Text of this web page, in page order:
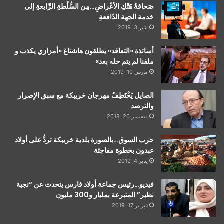
صَحافةُ هَتْكِ الأعْراضِ…مِن السُّلْطةِ الرِّابعةِ إلى
خدمة الجهة الدّافعةِ
يناير 3, 2019
أساتذة «التعاقد» يطلقون هاشتاغ «أمزازي يكذب و
ملفنا لم يتم حله بعد»
مارس 10, 2019
الصايل يَخْتَطِفُ مهرجان خريبكة مع سبق الإصرار
والترصد
ديسمبر 20, 2018
حرب السوق…بالصورة بلدية خريبكة تردُّ على أولاد
عبدون بخطوة مفاجئة
يناير 4, 2019
فيديو…رئيس جماعة أولاد فارس يتحدث عن “نجية
نظير” المتبرعة بمليار و300 مليون
فبراير 17, 2019